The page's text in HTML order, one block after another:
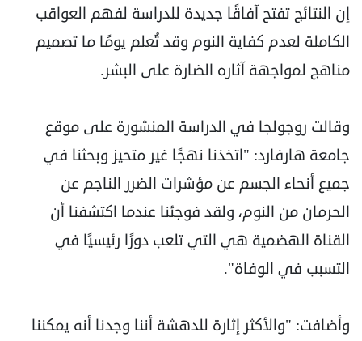
إن النتائج تفتح آفاقًا جديدة للدراسة لفهم العواقب
الكاملة لعدم كفاية النوم وقد تُعلم يومًا ما تصميم
مناهج لمواجهة آثاره الضارة على البشر.
وقالت روجولجا في الدراسة المنشورة على موقع
جامعة هارفارد: "اتخذنا نهجًا غير متحيز وبحثنا في
جميع أنحاء الجسم عن مؤشرات الضرر الناجم عن
الحرمان من النوم، ولقد فوجئنا عندما اكتشفنا أن
القناة الهضمية هي التي تلعب دورًا رئيسيًا في
التسبب في الوفاة".
وأضافت: "والأكثر إثارة للدهشة أننا وجدنا أنه يمكننا